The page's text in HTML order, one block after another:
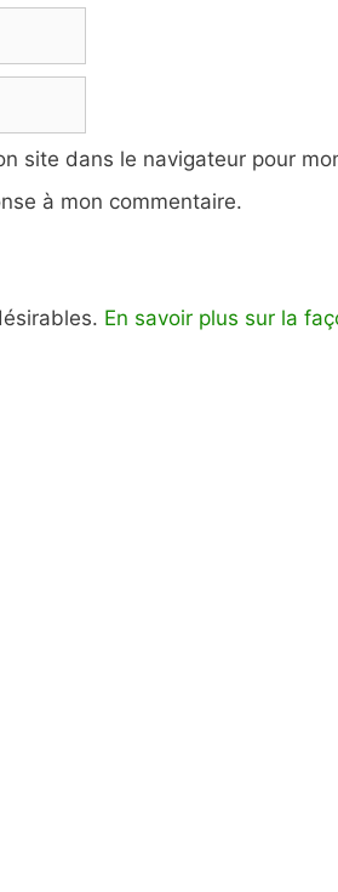
site dans le navigateur pour
à mon commentaire.
En savoir plus sur la